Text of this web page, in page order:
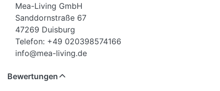
Mea-Living GmbH
Sanddornstraße 67
47269 Duisburg
Telefon: +49 020398574166
info@mea-living.de
Bewertungen